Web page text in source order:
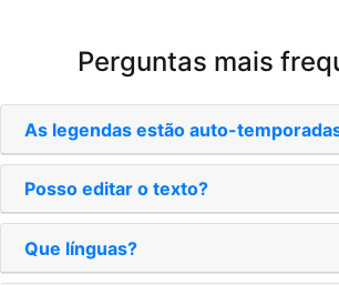
Perguntas mais
As legendas estão auto-
Posso editar o texto?
Que línguas?